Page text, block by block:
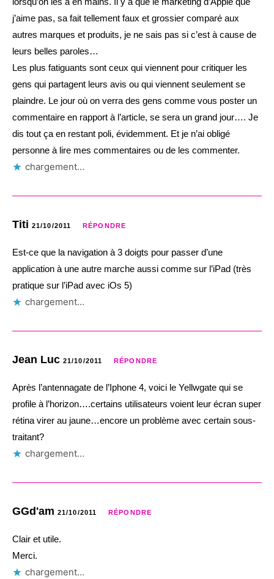
j’aime pas, sa fait tellement faux et grossier comparé aux
autres marques et produits, je ne sais pas si c’est à cause de
leurs belles paroles…
Les plus fatiguants sont ceux qui viennent pour critiquer les
gens qui partagent leurs avis ou qui viennent seulement se
plaindre. Le jour où on verra des gens comme vous poster un
commentaire en rapport à l’article, se sera un grand jour…. Je
dis tout ça en restant poli, évidemment. Et je n’ai obligé
personne à lire mes commentaires ou de les commenter.
chargement…
Titi 21/10/2011 RÉPONDRE
Est-ce que la navigation à 3 doigts pour passer d’une
application à une autre marche aussi comme sur l’iPad (très
pratique sur l’iPad avec iOs 5)
chargement…
Jean Luc 21/10/2011 RÉPONDRE
Après l’antennagate de l’Iphone 4, voici le Yellwgate qui se
profile à l’horizon….certains utilisateurs voient leur écran super
rétina virer au jaune…encore un problème avec certain sous-
traitant?
chargement…
GGd'am 21/10/2011 RÉPONDRE
Clair et utile.
Merci.
chargement…